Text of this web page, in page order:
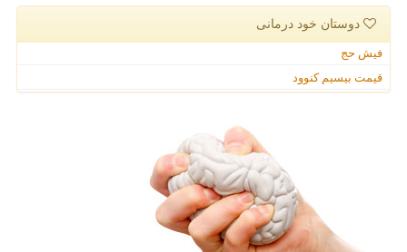
دوستان خود درمانی
فیش حج
قیمت بیسیم کنوود